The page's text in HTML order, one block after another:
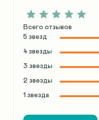
Всего отзывов
5 звезд
4 звезды
3 звезды
2 звезды
1 звезда